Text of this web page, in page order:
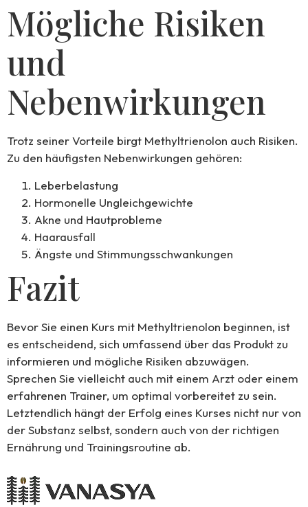
Mögliche Risiken
und
Nebenwirkungen
Trotz seiner Vorteile birgt Methyltrienolon auch Risiken.
Zu den häufigsten Nebenwirkungen gehören:
Leberbelastung
Hormonelle Ungleichgewichte
Akne und Hautprobleme
Haarausfall
Ängste und Stimmungsschwankungen
Fazit
Bevor Sie einen Kurs mit Methyltrienolon beginnen, ist
es entscheidend, sich umfassend über das Produkt zu
informieren und mögliche Risiken abzuwägen.
Sprechen Sie vielleicht auch mit einem Arzt oder einem
erfahrenen Trainer, um optimal vorbereitet zu sein.
Letztendlich hängt der Erfolg eines Kurses nicht nur von
der Substanz selbst, sondern auch von der richtigen
Ernährung und Trainingsroutine ab.